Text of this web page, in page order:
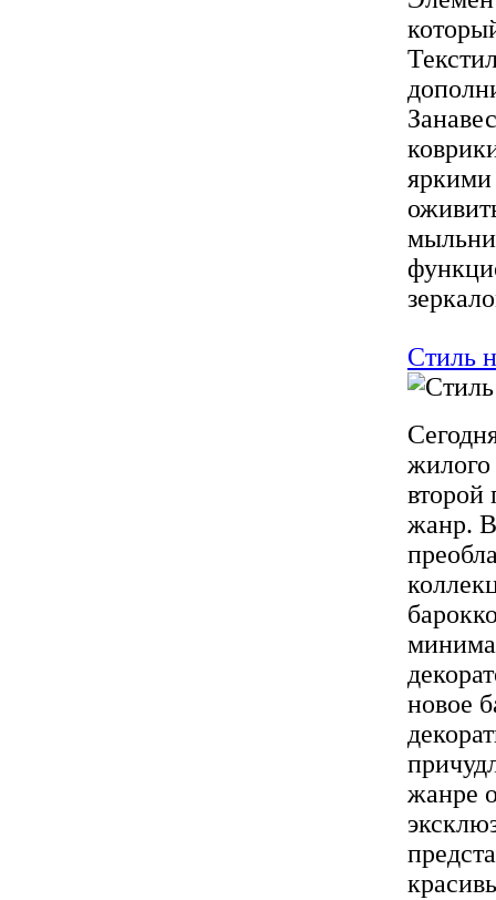
Стиль
жилого
второй
жанр. В
новое
жанре